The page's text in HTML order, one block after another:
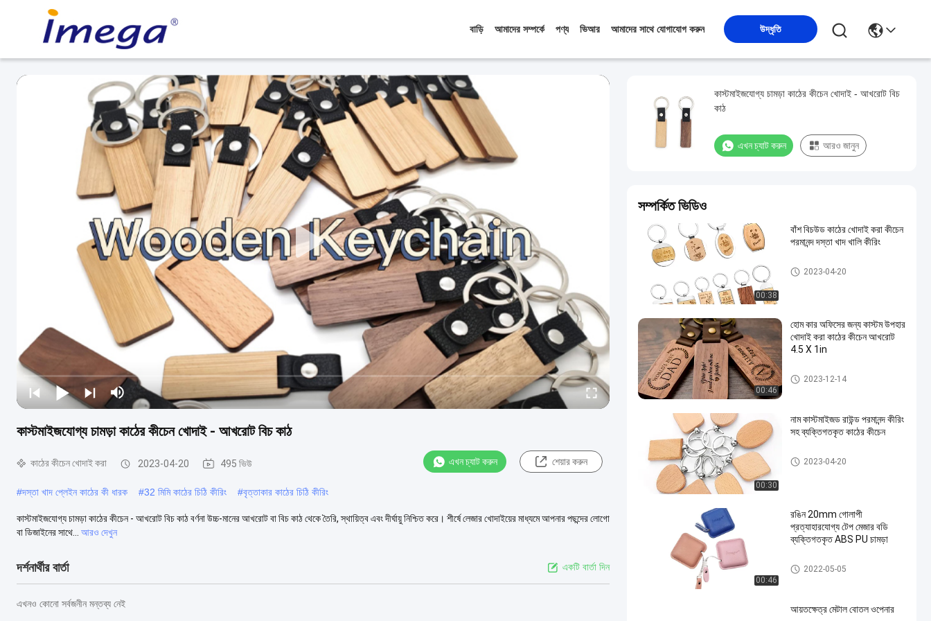
বাড়ি আমাদের সম্পর্কে পণ্য ভিআর আমাদের সাথে যোগাযোগ করুন উদ্ধৃতি
কাস্টমাইজযোগ্য চামড়া কাঠের কীচেন খোদাই - আখরোট বিচ কাঠ
কাঠের কীচেন খোদাই করা 2023-04-20 495 ভিউ এখন চ্যাট করুন শেয়ার করুন
#দস্তা খাদ প্লেইন কাঠের কী ধারক #32 মিমি কাঠের চিঠি কীরিং #বৃত্তাকার কাঠের চিঠি কীরিং
কাস্টমাইজযোগ্য চামড়া কাঠের কীচেন - আখরোট বিচ কাঠ বর্ণনা উচ্চ-মানের আখরোট বা বিচ কাঠ থেকে তৈরি, স্থায়িত্ব এবং দীর্ঘায়ু নিশ্চিত করে। শীর্ষে লেজার খোদাইয়ের মাধ্যমে আপনার পছন্দের লোগো
বা ডিজাইনের সাথে...
আরও দেখুন
দর্শনার্থীর বার্তা একটি বার্তা দিন
এখনও কোনো সর্বজনীন মন্তব্য নেই
কাস্টমাইজযোগ্য চামড়া কাঠের কীচেন খোদাই - আখরোট বিচ
কাঠ
এখন চ্যাট করুন আরও জানুন
সম্পর্কিত ভিডিও
00:38
বাঁশ বিচউড কাঠের খোদাই করা কীচেন
পরমানন্দ দস্তা খাদ খালি কীরিং
কাঠের কীচেন খোদাই করা
2023-04-20
00:46
হোম কার অফিসের জন্য কাস্টম উপহার
খোদাই করা কাঠের কীচেন আখরোট
4.5 X 1in
কাঠের কীচেন খোদাই করা
2023-12-14
00:30
নাম কাস্টমাইজড রাউন্ড পরমানন্দ কীরিং
সহ ব্যক্তিগতকৃত কাঠের কীচেন
কাঠের কীচেন খোদাই করা
2023-04-20
00:46
রঙিন 20mm গোলাপী
প্রত্যাহারযোগ্য টেপ মেজার বডি
ব্যক্তিগতকৃত ABS PU চামড়া
প্রত্যাহারযোগ্য টেপ পরিমাপ
2022-05-05
আয়তক্ষেত্র মেটাল বোতল ওপেনার